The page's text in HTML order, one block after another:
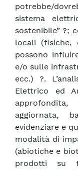
potrebbe/
sistema
sostenibile” ?;
locali (fisiche,
possono
e/o sulle
ecc.) ?.
Elettrico ed
aggiornata,
evidenziare e
modalità di
(abiotiche e
prodotti su